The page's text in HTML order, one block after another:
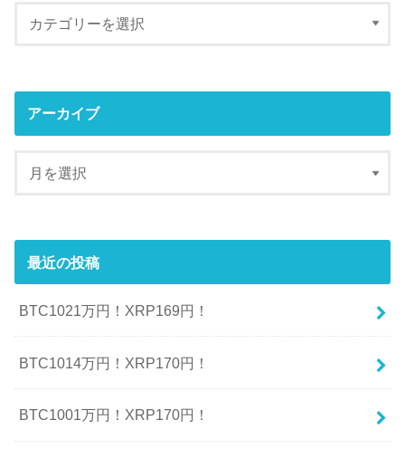
アーカイブ
最近の投稿
BTC1021万円！XRP169円！
BTC1014万円！XRP170円！
BTC1001万円！XRP170円！